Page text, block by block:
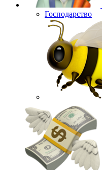
Господарство